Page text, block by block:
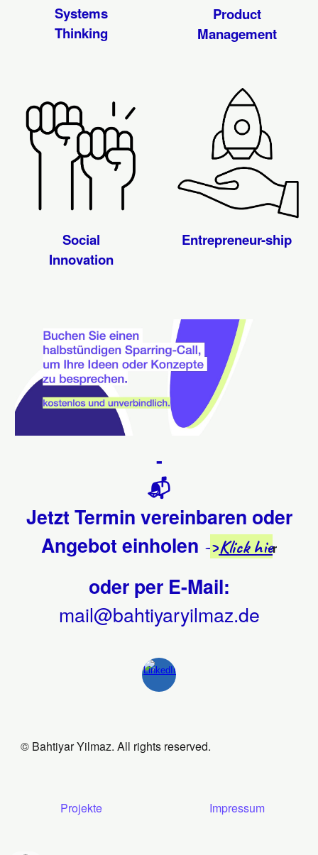
Systems
Thinking
Product
Management
Social
Innovation
Entrepreneur-ship
-
📬
Jetzt Termin vereinbaren oder
Angebot einholen ->Klick hier
oder per E-Mail:
mail@bahtiyaryilmaz.de
© Bahtiyar Yilmaz. All rights reserved.
Projekte Impressum